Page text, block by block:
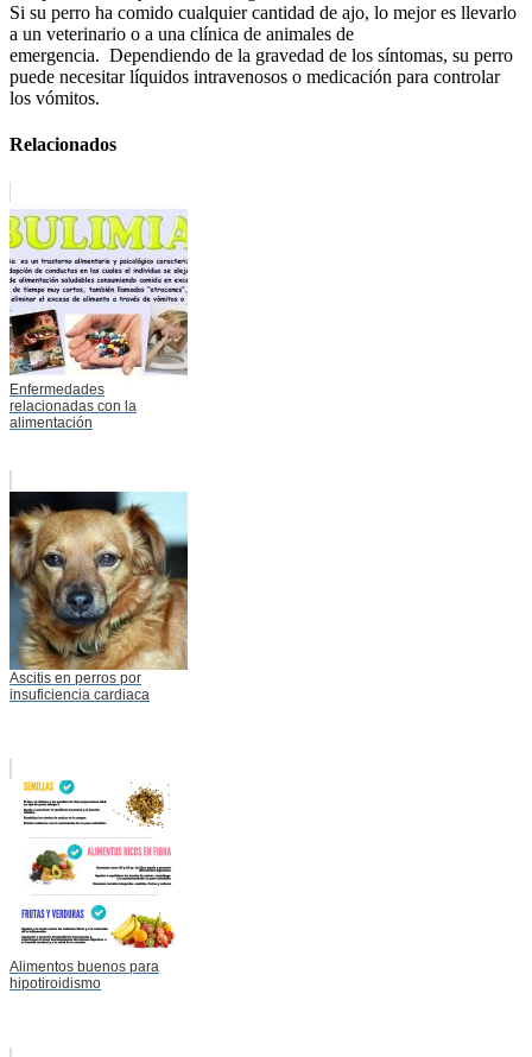
Si su perro ha comido cualquier cantidad de ajo, lo mejor es llevarlo
a un veterinario o a una clínica de animales de
emergencia. Dependiendo de la gravedad de los síntomas, su perro
puede necesitar líquidos intravenosos o medicación para controlar
los vómitos.
Relacionados
Enfermedades
relacionadas con la
alimentación
Ascitis en perros por
insuficiencia cardiaca
Alimentos buenos para
hipotiroidismo